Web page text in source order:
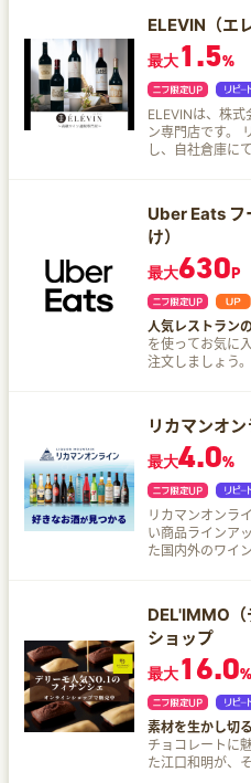
ち』 など、
ELEVIN（エ
最大1.5%
ELEVINは、株
ン専門店です。 リーファーコンテナにて直接輸入
し、自社倉庫に
ムールや希少な
す。
Uber Eats フ
け）
最大630P
人気レストラン
を使ってお気に
注文しましょう
リカマンオ
最大4.0%
リカマンオンラ
い商品ラインア
た国内外のワイ
ラインの強みは
よるきめ細かな
れた高品質なワ
本酒、希少価値
います。 また、
か、飲み方やお
購入される方で
すい商品説明や
います。
DEL'IMMO（
ショップ
最大16.0%
素材を生かし切
チョコレートに
た江口和明が、